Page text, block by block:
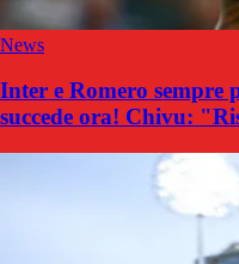
News
Inter e Romero sempre
succede ora! Chivu: